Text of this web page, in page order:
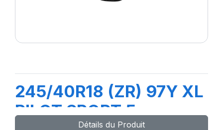
245/40R18 (ZR) 97Y XL
PILOT SPORT 5
Détails du Produit